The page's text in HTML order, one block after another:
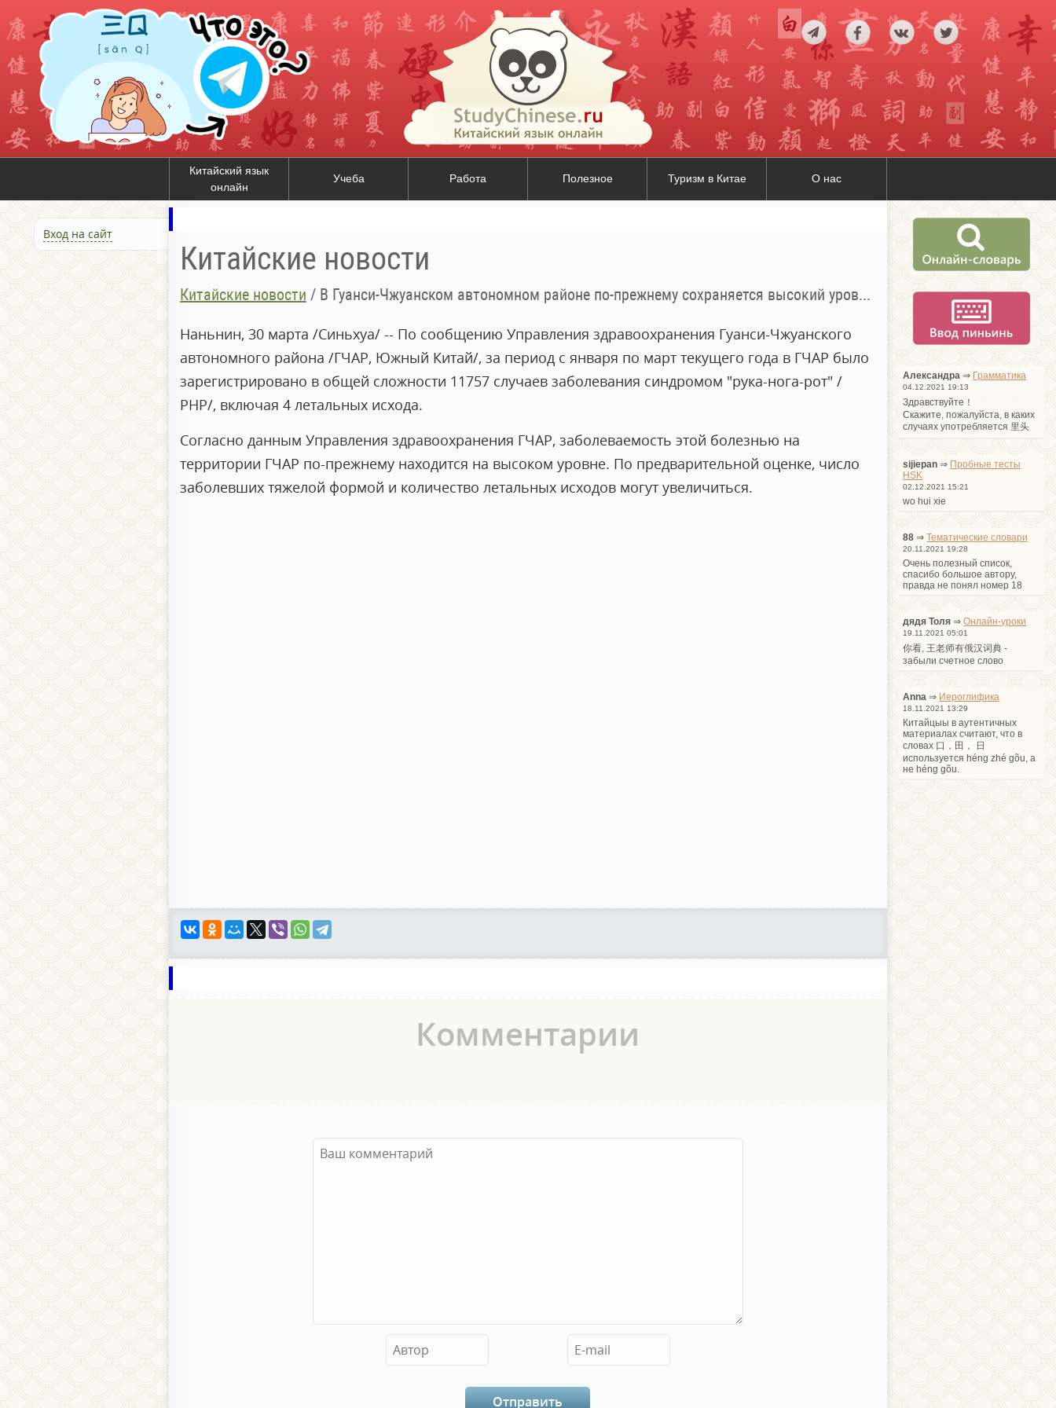
Китайский язык
онлайн
Учеба Работа Полезное Туризм в Китае О нас
Вход на сайт
Китайские новости
Китайские новости / В Гуанси-Чжуанском автономном районе по-прежнему сохраняется высокий уровень заболеваемости синдромом "рука-нога-рот"
Наньнин, 30 марта /Синьхуа/ -- По сообщению Управления здравоохранения Гуанси-Чжуанского
автономного района /ГЧАР, Южный Китай/, за период с января по март текущего года в ГЧАР было
зарегистрировано в общей сложности 11757 случаев заболевания синдромом "рука-нога-рот" /
РНР/, включая 4 летальных исхода.
Согласно данным Управления здравоохранения ГЧАР, заболеваемость этой болезнью на
территории ГЧАР по-прежнему находится на высоком уровне. По предварительной оценке, число
заболевших тяжелой формой и количество летальных исходов могут увеличиться.
Комментарии
Александра ⇒ Грамматика
04.12.2021 19:13
Здравствуйте！
Cкажите, пожалуйста, в каких
случаях употребляется 里头
sijiepan ⇒ Пробные тесты
HSK
02.12.2021 15:21
wo hui xie
88 ⇒Тематические словари
20.11.2021 19:28
Очень полезный список,
спасибо большое автору,
правда не понял номер 18
дядя Толя ⇒Онлайн-уроки
19.11.2021 05:01
你看, 王老师有俄汉词典 -
забыли счетное слово
Anna ⇒ Иероглифика
18.11.2021 13:29
Китайцыы в аутентичных
материалах считают, что в
словах 口，田， 日
используется héng zhé gõu, а
не héng gõu.